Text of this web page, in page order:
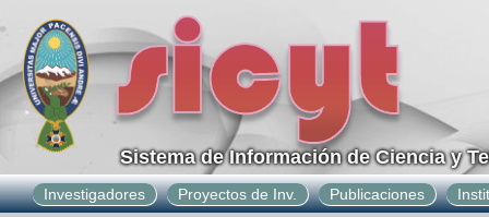
Sistema de Información de Ciencia y
Investigadores Proyectos de Inv. Publicaciones